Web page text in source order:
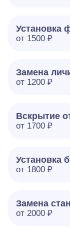
Установка
от 1500 ₽
Замена
от 1200 ₽
Вскрытие
от 1700 ₽
Установка
от 1800 ₽
Замена
от 2000 ₽